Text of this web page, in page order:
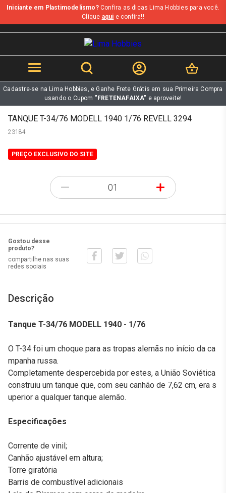
b
Iniciante em Plastimodelismo?Confira as dicas Lima Hobbies para você.
Clique aqui e confira!!
Cadastre-se na Lima Hobbies, e Ganhe Frete Grátis em sua Primeira Compra
usando o Cupom "FRETENAFAIXA" e aproveite!
TANQUE T-34/76 MODELL 1940 1/76 REVELL 3294
23184
PREÇO EXCLUSIVO DO SITE
- +
Gostou desse
produto?
compartilhe nas suas
redes sociais
Descrição
Tanque T-34/76 MODELL 1940 - 1/76
O T-34 foi um choque para as tropas alemãs no início da ca
mpanha russa.
Completamente despercebida por estes, a União Soviética
construiu um tanque que, com seu canhão de 7,62 cm, era s
uperior a qualquer tanque alemão.
Especificações
Corrente de vinil;
Canhão ajustável em altura;
Torre giratória
Barris de combustível adicionais